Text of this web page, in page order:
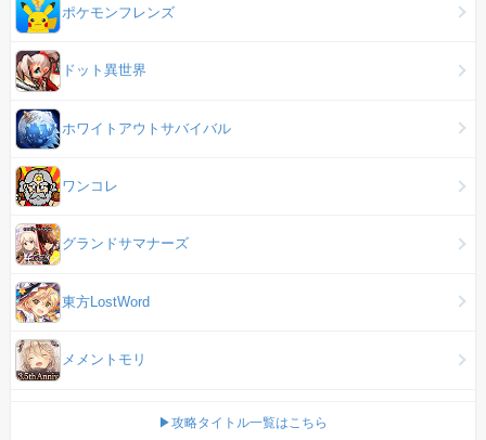
ポケモンフレンズ
ドット異世界
ホワイトアウトサバイバル
ワンコレ
グランドサマナーズ
東方LostWord
メメントモリ
▶攻略タイトル一覧はこちら